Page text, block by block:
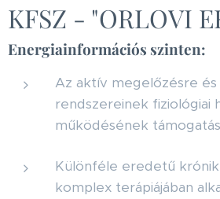
KFSZ - "ORLOVI
Energiainformációs szinten:
Az aktív megelőzésre
rendszereinek fiziológiai
működésének
Különféle eredetű
komplex terápiájában